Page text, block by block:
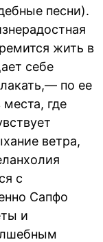
песни).
жить в
себе
по ее
где
ветра,
с
Сапфо
и